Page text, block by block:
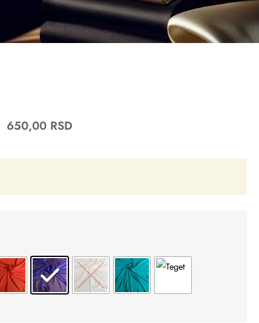
650,00 RSD